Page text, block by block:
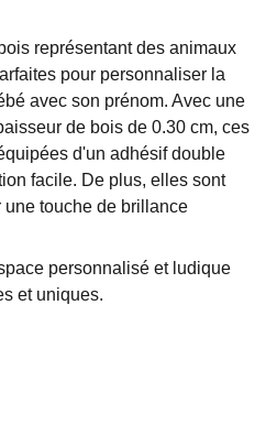
représentant des animaux
pour personnaliser la
avec son prénom. Avec une
de bois de 0.30 cm, ces
d'un adhésif double
facile. De plus, elles sont
touche de brillance
personnalisé et ludique
et uniques.